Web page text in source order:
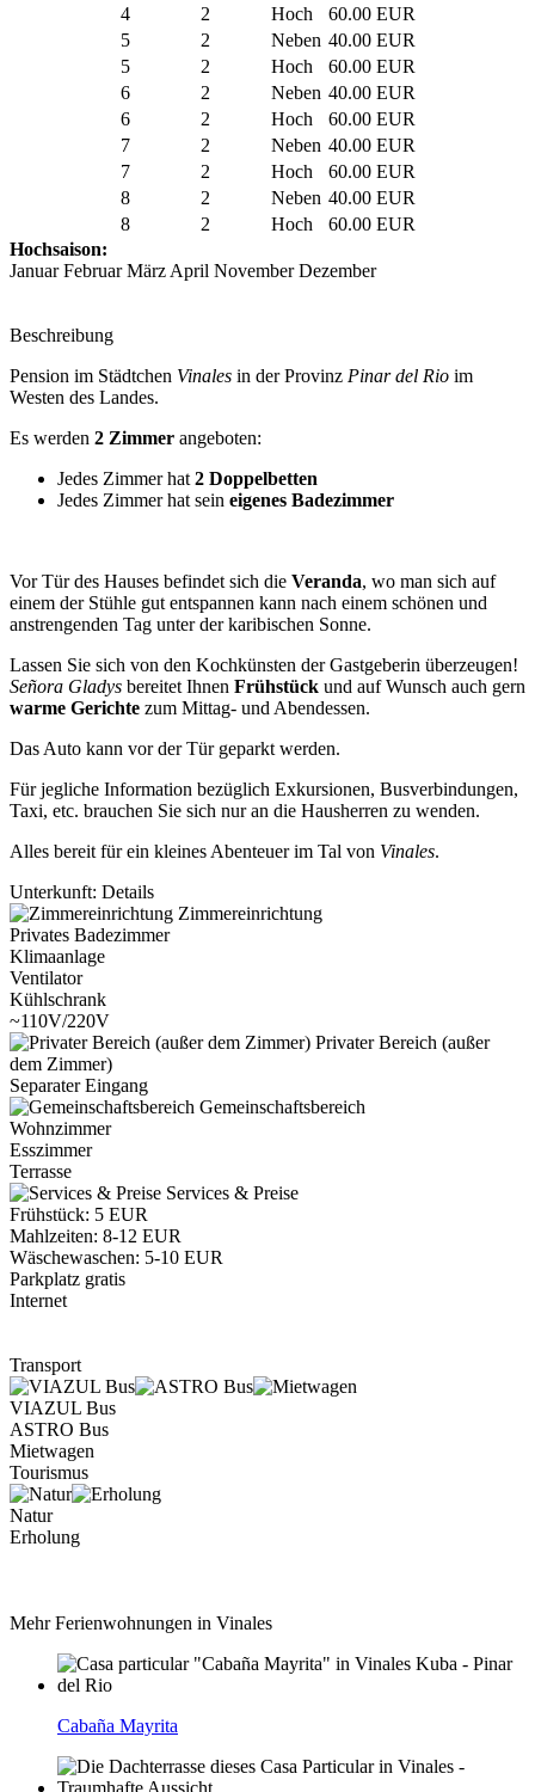
4
2 Hoch
60.00 EUR
5
2 Neben 40.00 EUR
5
2 Hoch
60.00 EUR
6
2 Neben 40.00 EUR
6
2 Hoch
60.00 EUR
7
2 Neben 40.00 EUR
7
2 Hoch
60.00 EUR
8
2 Neben 40.00 EUR
8
2 Hoch
60.00 EUR
Hochsaison:
Januar Februar März April November Dezember
Beschreibung
Pension im Städtchen Vinales in der Provinz Pinar del Rio im
Westen des Landes.
Es werden 2 Zimmer angeboten:
Jedes Zimmer hat 2 Doppelbetten
Jedes Zimmer hat sein eigenes Badezimmer
Vor Tür des Hauses befindet sich die Veranda, wo man sich auf
einem der Stühle gut entspannen kann nach einem schönen und
anstrengenden Tag unter der karibischen Sonne.
Lassen Sie sich von den Kochkünsten der Gastgeberin überzeugen!
Señora Gladys bereitet Ihnen Frühstück und auf Wunsch auch gern
warme Gerichte zum Mittag- und Abendessen.
Das Auto kann vor der Tür geparkt werden.
Für jegliche Information bezüglich Exkursionen, Busverbindungen,
Taxi, etc. brauchen Sie sich nur an die Hausherren zu wenden.
Alles bereit für ein kleines Abenteuer im Tal von Vinales.
Unterkunft: Details
Zimmereinrichtung
Privates Badezimmer
Klimaanlage
Ventilator
Kühlschrank
~110V/220V
Privater Bereich (außer
dem Zimmer)
Separater Eingang
Gemeinschaftsbereich
Wohnzimmer
Esszimmer
Terrasse
Services & Preise
Frühstück: 5 EUR
Mahlzeiten: 8-12 EUR
Wäschewaschen: 5-10 EUR
Parkplatz gratis
Internet
Transport
VIAZUL Bus
ASTRO Bus
Mietwagen
Tourismus
Natur
Erholung
Mehr Ferienwohnungen in Vinales
Cabaña Mayrita